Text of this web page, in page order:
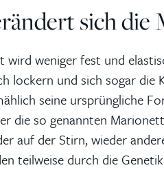
sich die
weniger fest und
lockern und sich sogar die
seine ursprüngliche
die so genannten
auf der Stirn, wieder
teilweise durch die